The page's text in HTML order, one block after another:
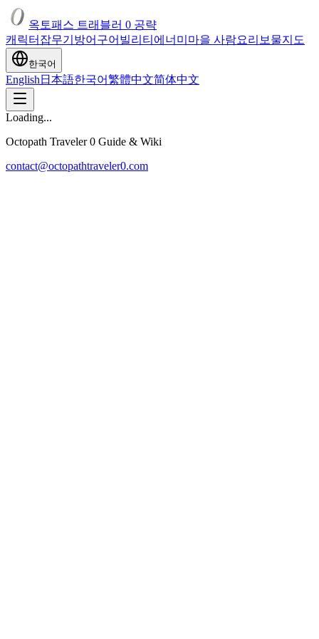
옥토패스 트래블러 0 공략
캐릭터 잡무기 방어구어빌리티 에너미 마을 사람요리 보물지도
한국어
English 日本語한국어繁體中文简体中文
Loading...
Octopath Traveler 0 Guide & Wiki
contact@octopathtraveler0.com